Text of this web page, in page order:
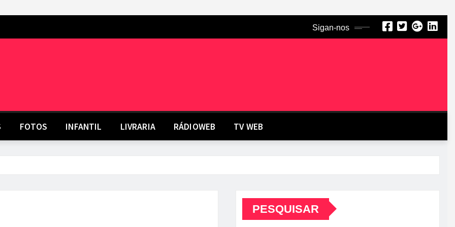
Sigan-nos
FOTOS INFANTIL LIVRARIA RÁDIOWEB TV WEB
PESQUISAR